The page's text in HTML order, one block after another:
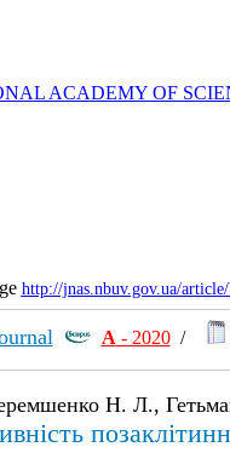
ACADEMY OF
http://jnas.nbuv.gov.ua/
А - 2020/
Н. Л.,